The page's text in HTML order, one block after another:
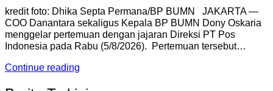
kredit foto: Dhika Septa Permana/BP BUMN JAKARTA —
COO Danantara sekaligus Kepala BP BUMN Dony Oskaria
menggelar pertemuan dengan jajaran Direksi PT Pos
Indonesia pada Rabu (5/8/2026). Pertemuan tersebut…
Continue reading